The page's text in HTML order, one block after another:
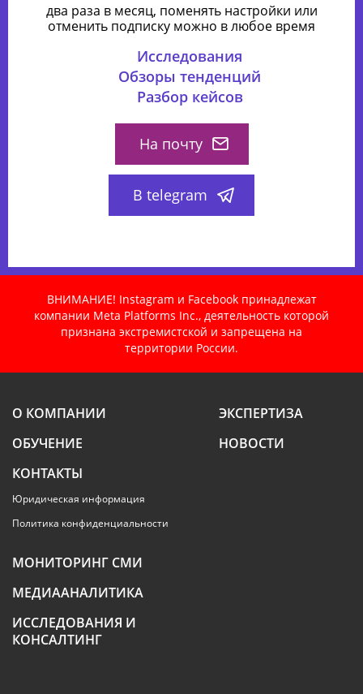
два раза в месяц, поменять настройки или
отменить подписку можно в любое время
Исследования
Обзоры тенденций
Разбор кейсов
На почту
В telegram
ВНИМАНИЕ! Instagram и Facebook принадлежат
компании Meta Platforms Inc., деятельность которой
признана экстремистской и запрещена на
территории России.
О КОМПАНИИ
ЭКСПЕРТИЗА
ОБУЧЕНИЕ
НОВОСТИ
КОНТАКТЫ
Юридическая информация
Политика конфиденциальности
МОНИТОРИНГ СМИ
МЕДИААНАЛИТИКА
ИССЛЕДОВАНИЯ И
КОНСАЛТИНГ